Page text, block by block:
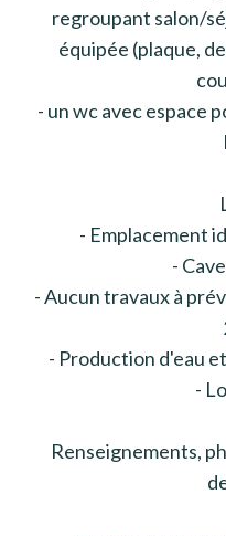
regroupant salon/
équipée (plaque,
- un wc avec espace
- Emplacement
-
- Aucun travaux à
- Production d'eau
-
Renseignements,